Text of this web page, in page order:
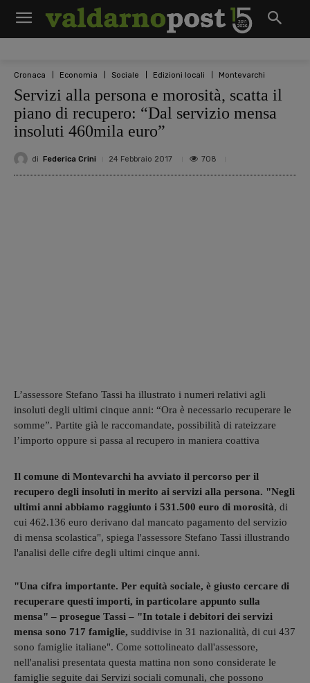
Cronaca Economia Sociale Edizioni locali Montevarchi
Servizi alla persona e morosità, scatta il
piano di recupero: “Dal servizio mensa
insoluti 460mila euro”
di Federica Crini 24 Febbraio 2017 708
L’assessore Stefano Tassi ha illustrato i numeri relativi agli
insoluti degli ultimi cinque anni: “Ora è necessario recuperare le
somme”. Partite già le raccomandate, possibilità di rateizzare
l’importo oppure si passa al recupero in maniera coattiva
Il comune di Montevarchi ha avviato il percorso per il
recupero degli insoluti in merito ai servizi alla persona. "Negli
ultimi anni abbiamo raggiunto i 531.500 euro di morosità, di
cui 462.136 euro derivano dal mancato pagamento del servizio
di mensa scolastica", spiega l'assessore Stefano Tassi illustrando
l'analisi delle cifre degli ultimi cinque anni.
"Una cifra importante. Per equità sociale, è giusto cercare di
recuperare questi importi, in particolare appunto sulla
mensa" – prosegue Tassi – "In totale i debitori dei servizi
mensa sono 717 famiglie, suddivise in 31 nazionalità, di cui 437
sono famiglie italiane". Come sottolineato dall'assessore,
nell'analisi presentata questa mattina non sono considerate le
famiglie seguite dai Servizi sociali comunali, che possono